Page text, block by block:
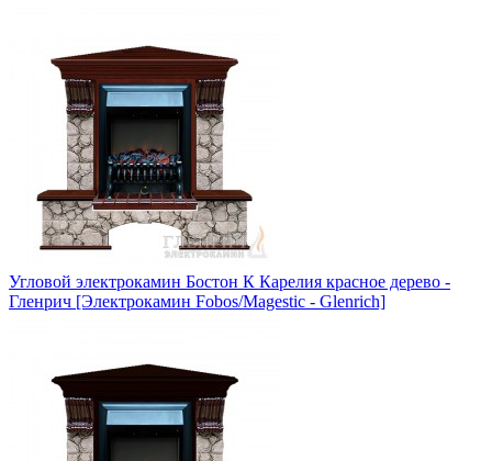
Угловой электрокамин Бостон К Карелия красное дерево -
Гленрич [Электрокамин Fobos/Magestic - Glenrich]